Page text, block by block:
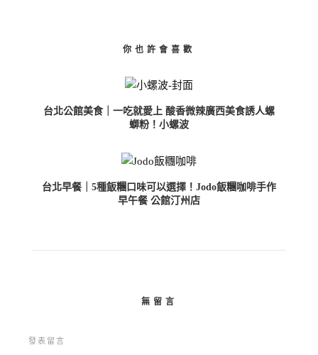
你也許會喜歡
台北公館美食｜一吃就愛上 酸香微辣廣西美食誘人螺
螄粉！小螺波
台北早餐｜5種飯糰口味可以選擇！Jodo飯糰咖啡手作
早午餐 公館汀州店
無留言
發表留言